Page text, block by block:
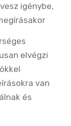
igénybe,
elvégzi
van
és